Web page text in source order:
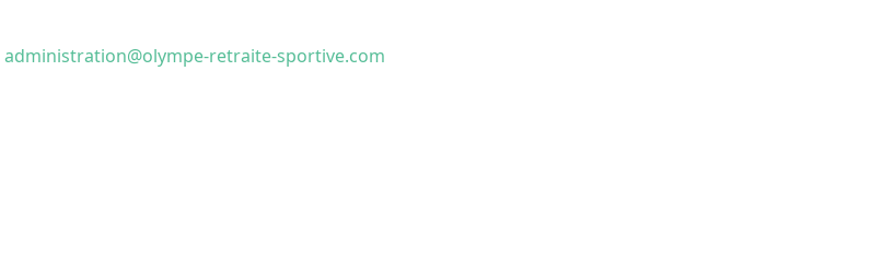
administration@olympe-retraite-sportive.com